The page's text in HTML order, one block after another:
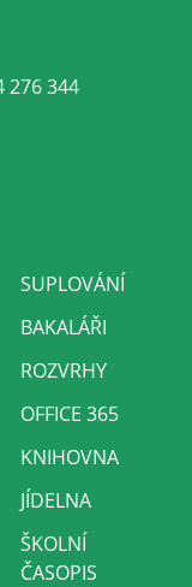
276 344
SUPLOVÁNÍ
BAKALÁŘI
ROZVRHY
OFFICE 365
KNIHOVNA
JÍDELNA
ŠKOLNÍ
ČASOPIS